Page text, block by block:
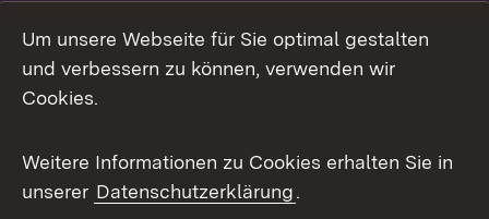
Facebook
X / Twitter
Youtube
Um unsere Webseite für Sie optimal gestalten
und verbessern zu können, verwenden wir
Cookies.
Weitere Informationen zu Cookies erhalten Sie in
unserer Datenschutzerklärung.